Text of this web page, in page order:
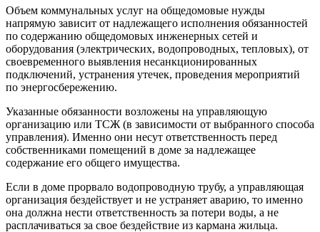
Объем коммунальных услуг на общедомовые нужды
напрямую зависит от надлежащего исполнения обязанностей
по содержанию общедомовых инженерных сетей и
оборудования (электрических, водопроводных, тепловых), от
своевременного выявления несанкционированных
подключений, устранения утечек, проведения мероприятий
по энергосбережению.
Указанные обязанности возложены на управляющую
организацию или ТСЖ (в зависимости от выбранного способа
управления). Именно они несут ответственность перед
собственниками помещений в доме за надлежащее
содержание его общего имущества.
Если в доме прорвало водопроводную трубу, а управляющая
организация бездействует и не устраняет аварию, то именно
она должна нести ответственность за потери воды, а не
расплачиваться за свое бездействие из кармана жильца.